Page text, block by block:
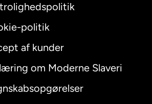
politik
af kunder
om Moderne Slaveri